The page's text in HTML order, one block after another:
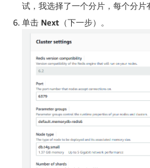
试，我选择了一个分片，每个分片
单击 Next （下一步）。